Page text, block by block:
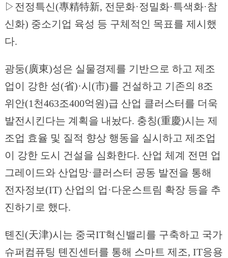
▷전정특신(專精特新, 전문화·정밀화·특색화·참
신화) 중소기업 육성 등 구체적인 목표를 제시했
다.
광둥(廣東)성은 실물경제를 기반으로 하고 제조
업이 강한 성(省)·시(市)를 건설하고 기존의 8조
위안(1천463조400억원)급 산업 클러스터를 더욱
발전시킨다는 계획을 내놨다. 충칭(重慶)시는 제
조업 효율 및 질적 향상 행동을 실시하고 제조업
이 강한 도시 건설을 심화한다. 산업 체계 전면 업
그레이드와 산업망·클러스터 공동 발전을 통해
전자정보(IT) 산업의 업·다운스트림 확장 등을 추
진하기로 했다.
톈진(天津)시는 중국IT혁신밸리를 구축하고 국가
슈퍼컴퓨팅 톈진센터를 통해 스마트 제조, IT응용